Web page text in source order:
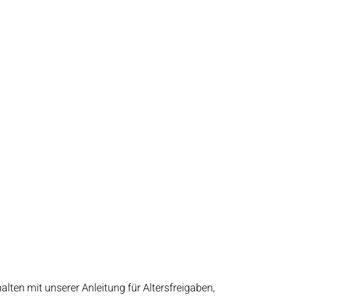
mit unserer Anleitung für Altersfreigaben,